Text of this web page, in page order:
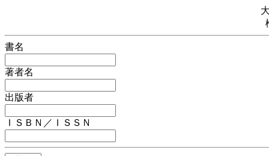
書名
著者名
出版者
ＩＳＢＮ／ＩＳＳＮ